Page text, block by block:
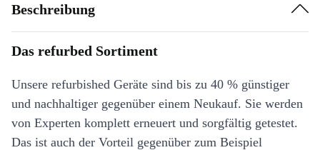
Beschreibung
Das refurbed Sortiment
Unsere refurbished Geräte sind bis zu 40 % günstiger
und nachhaltiger gegenüber einem Neukauf. Sie werden
von Experten komplett erneuert und sorgfältig getestet.
Das ist auch der Vorteil gegenüber zum Beispiel